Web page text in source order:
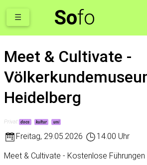
Sofo
☰
Meet & Cultivate -
Heidelberg
Privat docs kultur uni
Freitag, 29.05.2026 14.00 Uhr
Meet & Cultivate - Kostenlose Führungen